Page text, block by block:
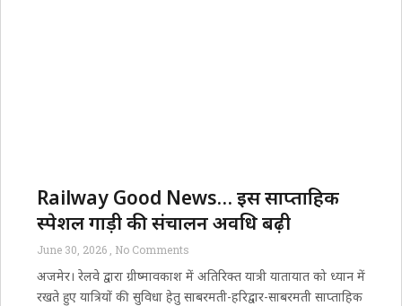
Railway Good News… इस साप्ताहिक
स्पेशल गाड़ी की संचालन अवधि बढ़ी
June 30, 2026 No Comments
अजमेर। रेलवे द्वारा ग्रीष्मावकाश में अतिरिक्त यात्री यातायात को ध्यान में
रखते हुए यात्रियों की सुविधा हेतु साबरमती-हरिद्वार-साबरमती साप्ताहिक